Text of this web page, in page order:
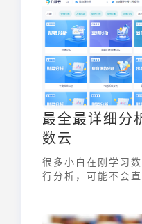
最全最详细
数云
很多小白在刚学习
行分析，可能不会